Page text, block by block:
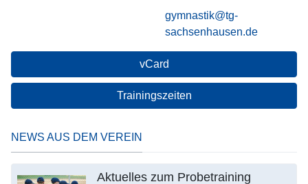
gymnastik@tg-
sachsenhausen.de
vCard
Trainingszeiten
NEWS AUS DEM VEREIN
Aktuelles zum Probetraining